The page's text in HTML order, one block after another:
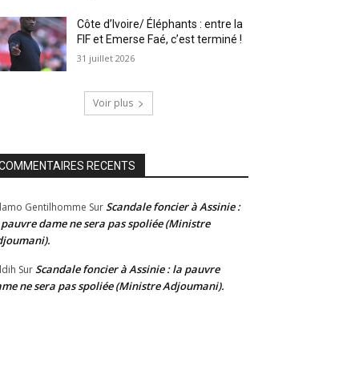
Côte d’Ivoire/ Éléphants : entre la
FIF et Emerse Faé, c’est terminé !
31 juillet 2026
Voir plus
RECENTS
Gentilhomme SurScandale foncier à Assinie :
dame ne sera pas spoliée (Ministre
SurScandale foncier à Assinie : la pauvre
ne sera pas spoliée (Ministre Adjoumani).